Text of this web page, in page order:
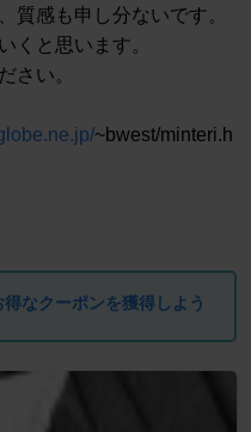
質感も申し分ないです。
くと思います。
さい。
~bwest/minteri.h
なクーポンを獲得しよう